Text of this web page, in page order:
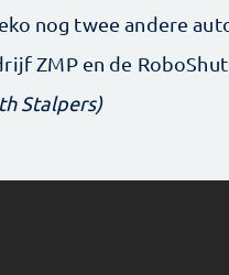
nog twee andere
ZMP en de
Stalpers)